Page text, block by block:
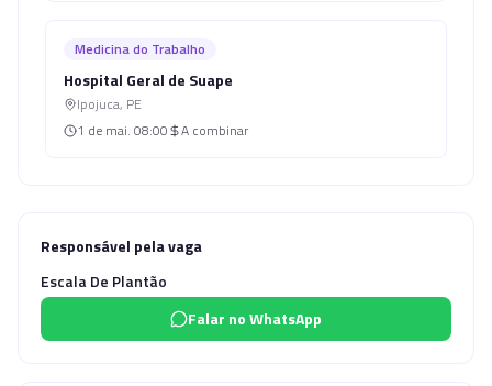
Medicina do Trabalho
Hospital Geral de Suape
Ipojuca, PE
1 de mai. 08:00 A combinar
Responsável pela vaga
Escala De Plantão
Falar no WhatsApp